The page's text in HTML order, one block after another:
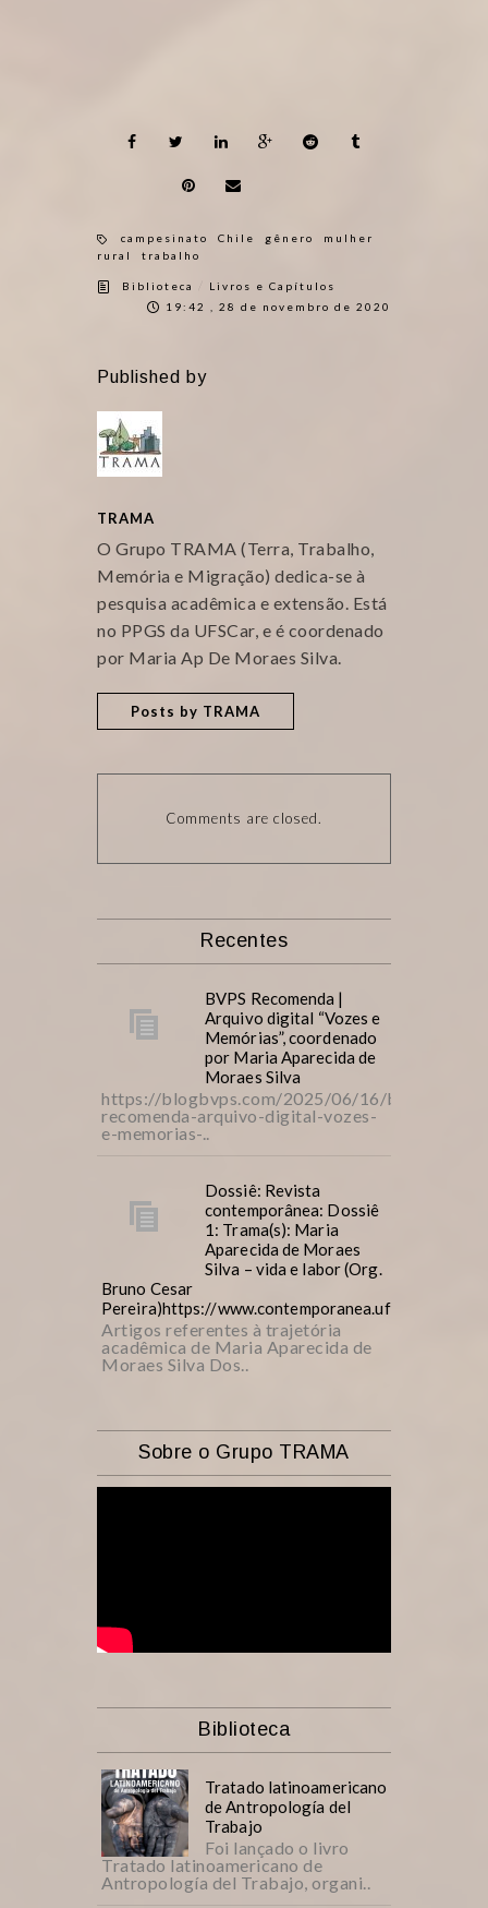
campesinato Chile gênero
mulher
rural
trabalho
Biblioteca
Livros e Capítulos
19:42 , 28 de novembro de 2020
Published by
TRAMA
O Grupo TRAMA (Terra, Trabalho,
Memória e Migração) dedica-se à
pesquisa acadêmica e extensão. Está
no PPGS da UFSCar, e é coordenado
por Maria Ap De Moraes Silva.
Posts by TRAMA
Comments are closed.
Recentes
BVPS Recomenda |
Arquivo digital “Vozes e
Memórias”, coordenado
por Maria Aparecida de
Moraes Silva
https://blogbvps.com/2025/06/16/bvps-
recomenda-arquivo-digital-vozes-
e-memorias-..
Dossiê: Revista
contemporânea: Dossiê
1: Trama(s): Maria
Aparecida de Moraes
Silva – vida e labor (Org.
Bruno Cesar
Pereira)https://www.contemporanea.ufscar.br/
Artigos referentes à trajetória
acadêmica de Maria Aparecida de
Moraes Silva Dos..
Sobre o Grupo TRAMA
Biblioteca
Tratado latinoamericano
de Antropología del
Trabajo
Foi lançado o livro
Tratado latinoamericano de
Antropología del Trabajo, organi..